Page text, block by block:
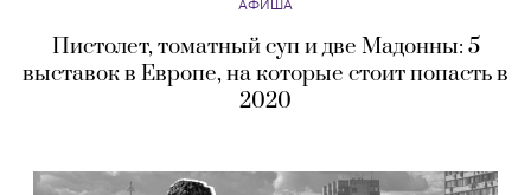
АФИША
Пистолет, томатный суп и две Мадонны: 5
выставок в Европе, на которые стоит попасть в
2020